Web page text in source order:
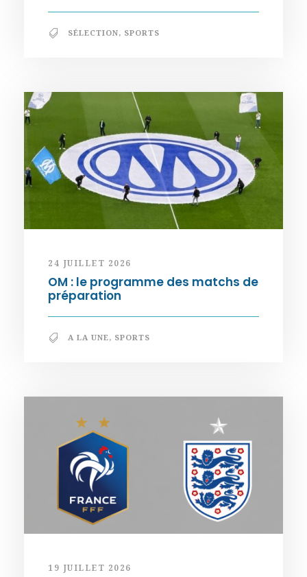
SÉLECTION, SPORTS
24 JUILLET 2026
OM : le programme des matchs de
préparation
A LA UNE, SPORTS
19 JUILLET 2026